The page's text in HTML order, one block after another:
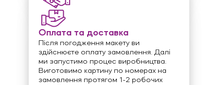
Оплата та доставка
Після погодження макету ви
здійснюєте оплату замовлення. Далі
ми запустимо процес виробництва.
Виготовимо картину по номерах на
замовлення протягом 1-2 робочих